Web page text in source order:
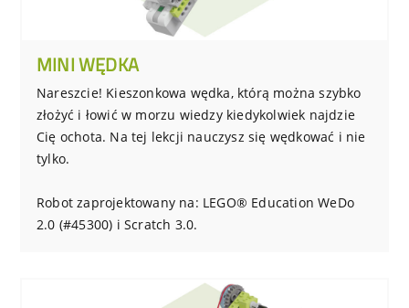
MINI WĘDKA
Nareszcie! Kieszonkowa wędka, którą można szybko
złożyć i łowić w morzu wiedzy kiedykolwiek najdzie
Cię ochota. Na tej lekcji nauczysz się wędkować i nie
tylko.
Robot zaprojektowany na: LEGO® Education WeDo
2.0 (#45300) i Scratch 3.0.